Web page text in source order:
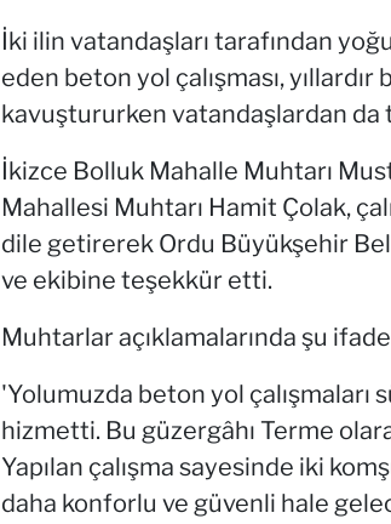
İki ilin vatandaşları tarafından
eden beton yol çalışması,
kavuştururken vatandaşlardan da
İkizce Bolluk Mahalle Muhtarı
Mahallesi Muhtarı Hamit Çolak,
dile getirerek Ordu Büyükşehir
ve ekibine teşekkür etti.
Muhtarlar açıklamalarında şu
'Yolumuzda beton yol
hizmetti. Bu güzergâhı Terme
Yapılan çalışma sayesinde iki
daha konforlu ve güvenli hale